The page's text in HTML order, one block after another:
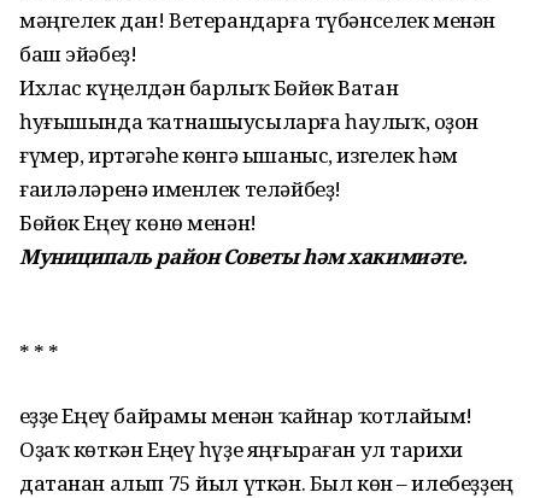
мәңгелек дан! Ветерандарға түбәнселек менән
баш эйәбеҙ!
Ихлас күңелдән барлыҡ Бөйөк Ватан
һуғышында ҡатнашыусыларға һаулыҡ, оҙон
ғүмер, иртәгәһе көнгә ышаныс, изгелек һәм
ғаиләләренә именлек теләйбеҙ!
Бөйөк Еңеү көнө менән!
Муниципаль район Советы һәм хакимиәте.
* * *
Һеҙҙе Еңеү байрамы менән ҡайнар ҡотлайым!
Оҙаҡ көткән Еңеү һүҙе яңғыраған ул тарихи
датанан алып 75 йыл үткән. Был көн – илебеҙҙең